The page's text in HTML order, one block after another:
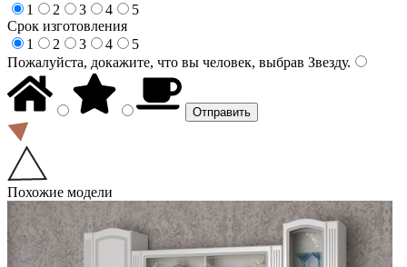
1
2 3 4
5
Срок изготовления
1
2 3 4
5
Пожалуйста, докажите, что вы человек, выбрав Звезду.
Похожие модели